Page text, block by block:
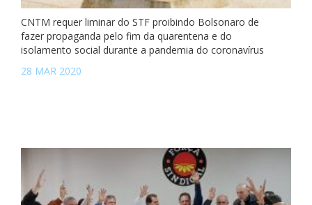
CNTM requer liminar do STF proibindo Bolsonaro de
fazer propaganda pelo fim da quarentena e do
isolamento social durante a pandemia do coronavírus
28 MAR 2020